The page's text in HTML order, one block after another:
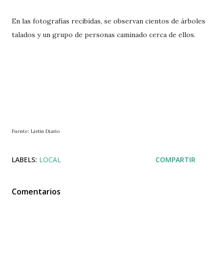
En las fotografías recibidas, se observan cientos de árboles
talados y un grupo de personas caminado cerca de ellos.
Fuente: Listín Diario
LABELS: LOCAL COMPARTIR
Comentarios